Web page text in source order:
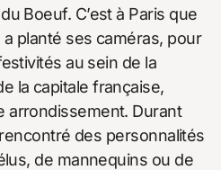
Boeuf. C’est à Paris que
planté ses caméras, pour
au sein de la
la capitale française,
arrondissement. Durant
des personnalités
de mannequins ou de